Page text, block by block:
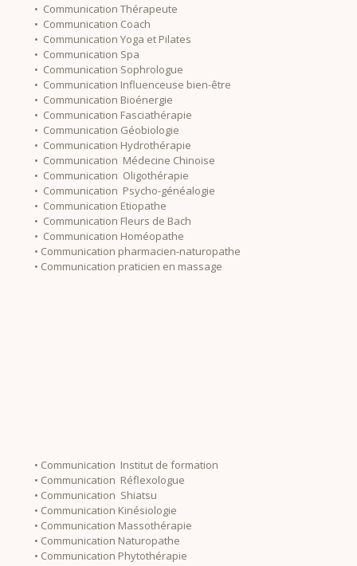
• Communication Thérapeute
• Communication Coach
• Communication Yoga et Pilates
• Communication Spa
• Communication Sophrologue
• Communication Influenceuse bien-être
• Communication Bioénergie
• Communication Fasciathérapie
• Communication Géobiologie
• Communication Hydrothérapie
• Communication Médecine Chinoise
• Communication Oligothérapie
• Communication Psycho-généalogie
• Communication Etiopathe
• Communication Fleurs de Bach
• Communication Homéopathe
• Communication pharmacien-naturopathe
• Communication praticien en massage
• Communication Institut de formation
• Communication Réflexologue
• Communication Shiatsu
• Communication Kinésiologie
• Communication Massothérapie
• Communication Naturopathe
• Communication Phytothérapie